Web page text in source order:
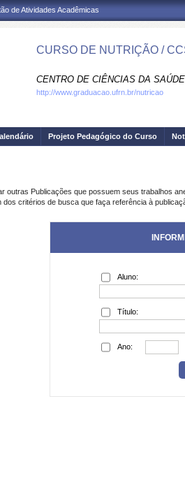
de Atividades Acadêmicas
CURSO DE NUTRIÇÃO /
CENTRO DE CIÊNCIAS DA
http://www.graduacao.ufrn.br/nutricao
Projeto Pedagógico do Curso
outras Publicações que possuem seus trabalhos
dos critérios de busca que faça referência à
Aluno:
Título:
Ano: